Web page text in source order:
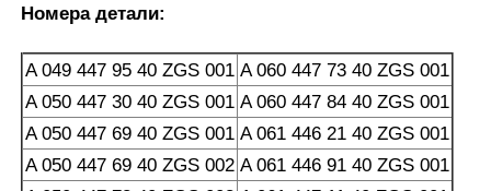
Номера детали:
A 049 447 95 40 ZGS 001 A 060 447 73 40 ZGS 001
A 050 447 30 40 ZGS 001 A 060 447 84 40 ZGS 001
A 050 447 69 40 ZGS 001 A 061 446 21 40 ZGS 001
A 050 447 69 40 ZGS 002 A 061 446 91 40 ZGS 001